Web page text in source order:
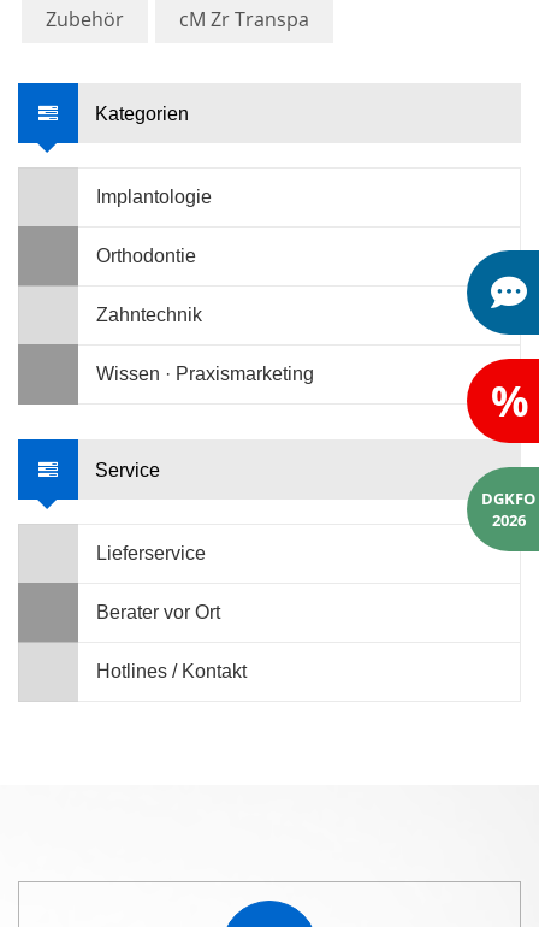
Zubehör cM Zr Transpa
Kategorien
Implantologie
Orthodontie
Zahntechnik
Wissen · Praxismarketing
Service
Lieferservice
Berater vor Ort
Hotlines / Kontakt
%
DGKFO
2026